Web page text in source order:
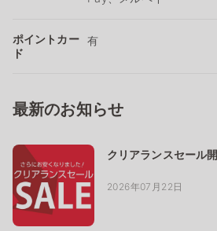
ポイントカー
ド
有
最新のお知らせ
クリアランスセール開
2026年07月22日